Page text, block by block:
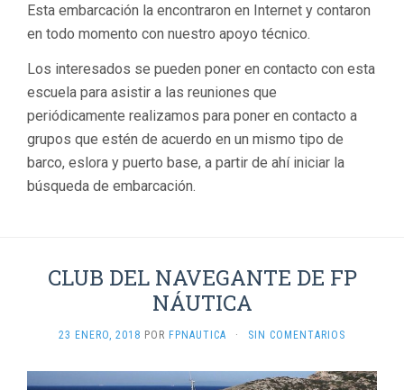
Esta embarcación la encontraron en Internet y contaron
en todo momento con nuestro apoyo técnico.
Los interesados se pueden poner en contacto con esta
escuela para asistir a las reuniones que
periódicamente realizamos para poner en contacto a
grupos que estén de acuerdo en un mismo tipo de
barco, eslora y puerto base, a partir de ahí iniciar la
búsqueda de embarcación.
CLUB DEL NAVEGANTE DE FP
NÁUTICA
23 ENERO, 2018 POR FPNAUTICA · SIN COMENTARIOS